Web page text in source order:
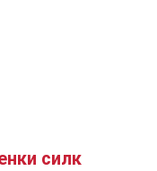
силк